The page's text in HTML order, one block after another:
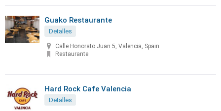
Guako Restaurante
Detalles
Calle Honorato Juan 5, Valencia, Spain
Restaurante
Hard Rock Cafe Valencia
Detalles